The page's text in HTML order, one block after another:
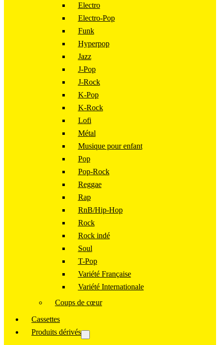
Electro
Electro-Pop
Funk
Hyperpop
Jazz
J-Pop
J-Rock
K-Pop
K-Rock
Lofi
Métal
Musique pour enfant
Pop
Pop-Rock
Reggae
Rap
RnB/Hip-Hop
Rock
Rock indé
Soul
T-Pop
Variété Française
Variété Internationale
Coups de cœur
Cassettes
Produits dérivés